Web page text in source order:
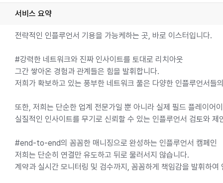
는 CREATIVE & IDEA COMPANY 입니다.
의 모든 협업에 진심을 담아왔습니다.
브, 지금 여기서 만나보세요.
서비스 요약
전략적인 인플루언서 기용을 가능케하는 곳, 바로 이스터입니다.
#강력한 네트워크와 진짜 인사이트를 토대로 리치아웃
그간 쌓아온 경험과 관계들은 힘을 발휘합니다.
저희가 확보하고 있는 풍부한 네트워크 풀은 다양한 인플루언서들
또한, 저희는 단순한 업계 전문가일 뿐 아니라 실제 필드 플레이어
실질적인 인사이트를 무기로 신뢰할 수 있는 인플루언서 검토와 제
#end-to-end의 꼼꼼한 매니징으로 완성하는 인플루언서 캠페인
저희는 단순히 연결만 유도하고 뒤로 물러서지 않습니다.
계약과 실시간 모니터링 및 검수까지, 꼼꼼하게 책임감을 발휘하